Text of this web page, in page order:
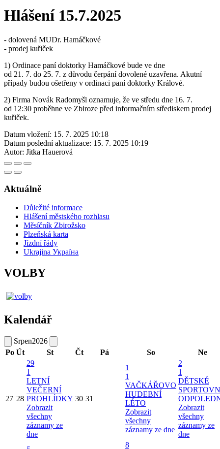
Hlášení 15.7.2025
- dolovená MUDr. Hamáčkové
- prodej kuřiček
1) Ordinace paní doktorky Hamáčkové bude ve dne
od 21. 7. do 25. 7. z důvodu čerpání dovolené uzavřena. Akutní
případy budou ošetřeny v ordinaci paní doktorky Králové.
2) Firma Novák Radomyšl oznamuje, že ve středu dne 16. 7.
od 12:30 proběhne ve Zbiroze před informačním střediskem prodej
kuřiček.
Datum vložení: 15. 7. 2025 10:18
Datum poslední aktualizace: 15. 7. 2025 10:19
Autor: Jitka Hauerová
Aktuálně
Důležité informace
Hlášení městského rozhlasu
Měsíčník Zbirožsko
Plzeňská karta
Jízdní řády
Ukrajina Україна
VOLBY
Kalendář
Srpen2026
Po Út St Čt Pá So Ne
27 28
29
1
LETNÍ
VEČERNÍ
PROHLÍDKY
Zobrazit
všechny
záznamy ze
dne
30 31
1
1
VAČKÁŘOVO
HUDEBNÍ
LÉTO
Zobrazit
všechny
záznamy ze dne
2
1
DĚTSKÉ
Zobrazit
všechny
záznamy ze
dne
8